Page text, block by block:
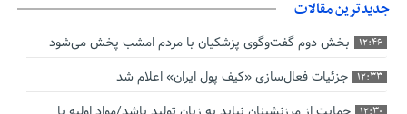
جدیدترین مقالات
12:46 بخش دوم گفت‌وگوی پزشکیان با مردم امشب پخش می‌شود
12:33 جزئیات فعال‌سازی «کیف پول ایران» اعلام شد